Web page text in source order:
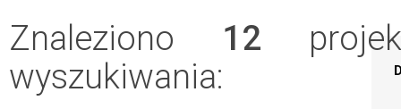
Znaleziono 12
wyszukiwania: